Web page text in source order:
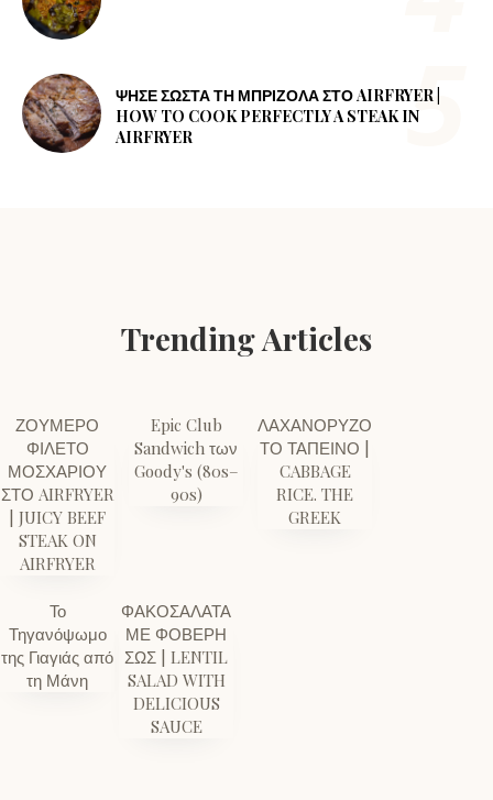
ΨΗΣΕ ΣΩΣΤΑ ΤΗ ΜΠΡΙΖΟΛΑ ΣΤΟ AIRFRYER |
HOW TO COOK PERFECTLY A STEAK IN
AIRFRYER
Trending Articles
ΖΟΥΜΕΡΟ
ΦΙΛΕΤΟ
ΜΟΣΧΑΡΙΟΥ
ΣΤΟ AIRFRYER
| JUICY BEEF
STEAK ON
AIRFRYER
Epic Club
Sandwich των
Goody's (80s–
90s)
ΛΑΧΑΝΟΡΥΖΟ
ΤΟ ΤΑΠΕΙΝΟ |
CABBAGE
RICE. THE
GREEK
Το
Τηγανόψωμο
της Γιαγιάς από
τη Μάνη
ΦΑΚΟΣΑΛΑΤΑ
ΜΕ ΦΟΒΕΡΗ
ΣΩΣ | LENTIL
SALAD WITH
DELICIOUS
SAUCE